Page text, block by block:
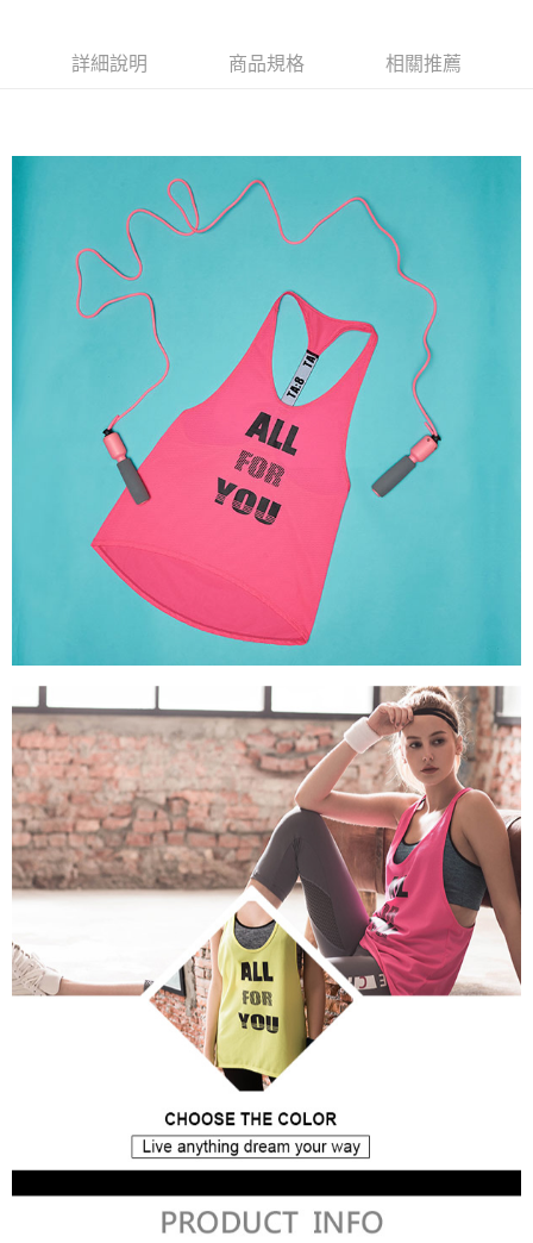
是否繳費成功／繳費後需取消欲退款等相關疑問，請聯繫「AFTEE先享後付
客戶支援中心」 https://netprotections.freshdesk.com/support/home
易，需依本服務之必要範圍內提供個人資料，並將交易相關給付款項請求債
權轉讓予恩沛科技股份有限公司。
２．關於個人資料處理事宜，請瀏覽以下網址：
https://aftee.tw/terms/#terms3
３．未成年的使用者請事先徵得法定代理人或監護人之同意方可使用
「AFTEE先享後付」，若未經同意申辦者引起之損失，本公司不負相關責
４．使用「AFTEE先享後付」時，將依據個別帳號之用戶狀況，依本公司即
時審查核予不同之上限額度；若仍有額度不足之情形，本公司將視審查結果
請求用戶進行身份認證。
５．嚴禁一人註冊多個帳號或使用他人資訊註冊。若發現惡意使用之情形，
恩沛科技股份有限公司將有權停止該用戶之使用額度並採取法律行動。
每筆NT$90，滿NT$1,000(含以上)免運費
每筆NT$90，滿NT$1,000(含以上)免運費
每筆NT$90，滿NT$1,000(含以上)免運費
每筆NT$150，滿NT$2,000(含以上)免運費
海外宅配 (訂單成立後，請主動於2天內與線上客服核對收
件資料，逾期未確認訂單將自動取消)
詳細說明 商品規格 相關推薦